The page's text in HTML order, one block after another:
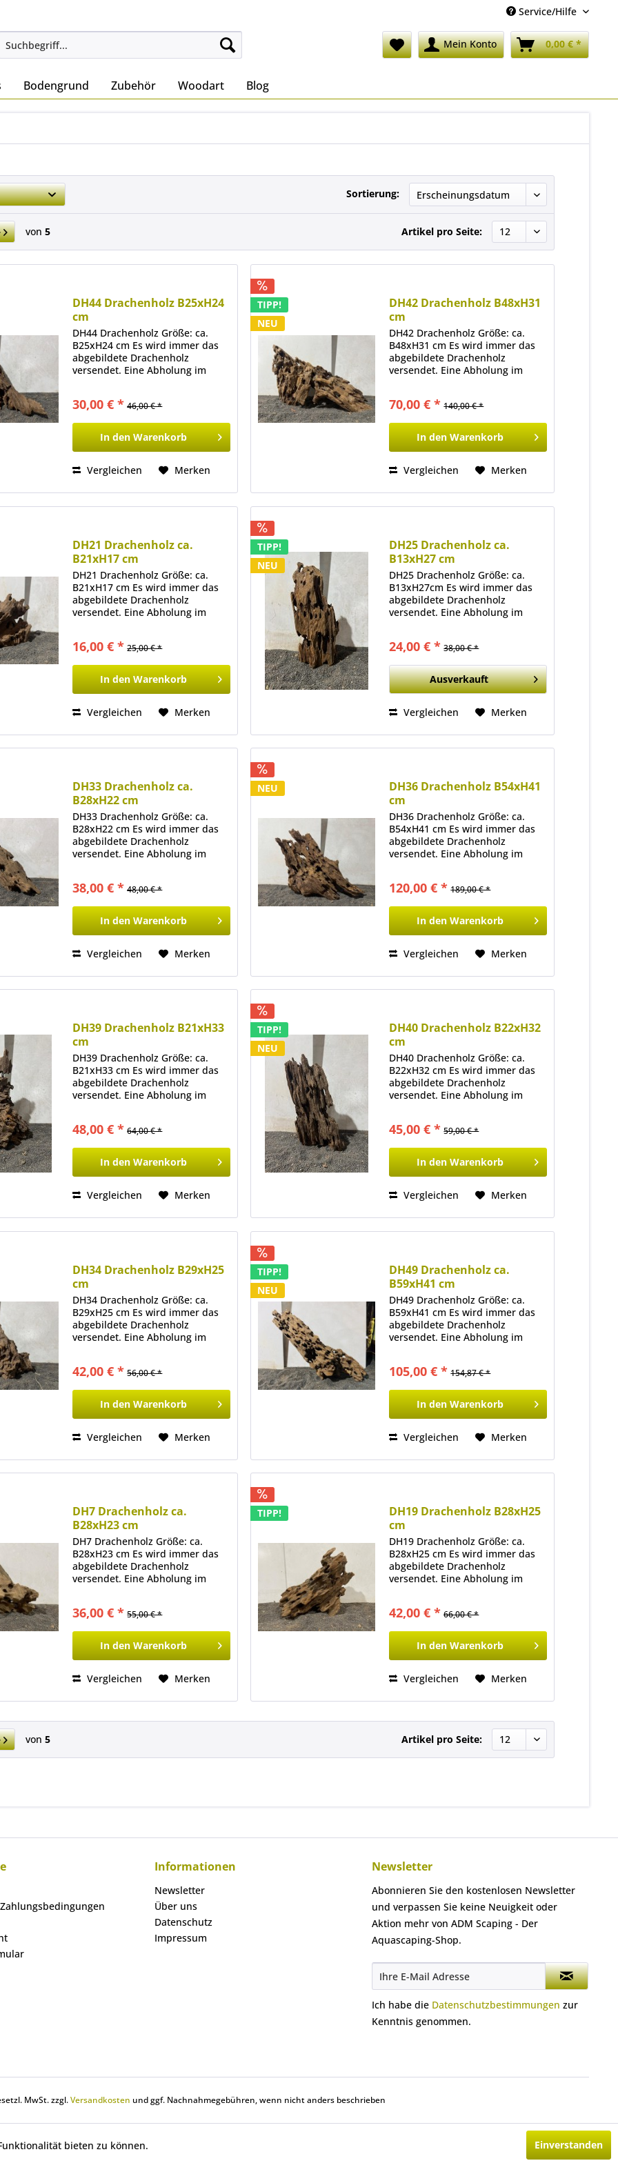
Service/Hilfe
Mein Konto 0,00 € *
Bodengrund Zubehör Woodart Blog
Sortierung:
von 5 Artikel pro Seite:
DH44 Drachenholz B25xH24
cm
DH44 Drachenholz Größe: ca.
B25xH24 cm Es wird immer das
abgebildete Drachenholz
versendet. Eine Abholung im
30,00 € * 46,00 € *
In den Warenkorb
Vergleichen Merken
TIPP!
NEU
DH42 Drachenholz B48xH31
cm
DH42 Drachenholz Größe: ca.
B48xH31 cm Es wird immer das
abgebildete Drachenholz
versendet. Eine Abholung im
70,00 € * 140,00 € *
In den Warenkorb
Vergleichen Merken
DH21 Drachenholz ca.
B21xH17 cm
DH21 Drachenholz Größe: ca.
B21xH17 cm Es wird immer das
abgebildete Drachenholz
versendet. Eine Abholung im
16,00 € * 25,00 € *
In den Warenkorb
Vergleichen Merken
TIPP!
NEU
DH25 Drachenholz ca.
B13xH27 cm
DH25 Drachenholz Größe: ca.
B13xH27cm Es wird immer das
abgebildete Drachenholz
versendet. Eine Abholung im
24,00 € * 38,00 € *
Ausverkauft
Vergleichen Merken
DH33 Drachenholz ca.
B28xH22 cm
DH33 Drachenholz Größe: ca.
B28xH22 cm Es wird immer das
abgebildete Drachenholz
versendet. Eine Abholung im
38,00 € * 48,00 € *
In den Warenkorb
Vergleichen Merken
NEU
DH36 Drachenholz B54xH41
cm
DH36 Drachenholz Größe: ca.
B54xH41 cm Es wird immer das
abgebildete Drachenholz
versendet. Eine Abholung im
120,00 € * 189,00 € *
In den Warenkorb
Vergleichen Merken
DH39 Drachenholz B21xH33
cm
DH39 Drachenholz Größe: ca.
B21xH33 cm Es wird immer das
abgebildete Drachenholz
versendet. Eine Abholung im
48,00 € * 64,00 € *
In den Warenkorb
Vergleichen Merken
TIPP!
NEU
DH40 Drachenholz B22xH32
cm
DH40 Drachenholz Größe: ca.
B22xH32 cm Es wird immer das
abgebildete Drachenholz
versendet. Eine Abholung im
45,00 € * 59,00 € *
In den Warenkorb
Vergleichen Merken
DH34 Drachenholz B29xH25
cm
DH34 Drachenholz Größe: ca.
B29xH25 cm Es wird immer das
abgebildete Drachenholz
versendet. Eine Abholung im
42,00 € * 56,00 € *
In den Warenkorb
Vergleichen Merken
TIPP!
NEU
DH49 Drachenholz ca.
B59xH41 cm
DH49 Drachenholz Größe: ca.
B59xH41 cm Es wird immer das
abgebildete Drachenholz
versendet. Eine Abholung im
105,00 € * 154,87 € *
In den Warenkorb
Vergleichen Merken
DH7 Drachenholz ca.
B28xH23 cm
DH7 Drachenholz Größe: ca.
B28xH23 cm Es wird immer das
abgebildete Drachenholz
versendet. Eine Abholung im
36,00 € * 55,00 € *
In den Warenkorb
Vergleichen Merken
TIPP!
DH19 Drachenholz B28xH25
cm
DH19 Drachenholz Größe: ca.
B28xH25 cm Es wird immer das
abgebildete Drachenholz
versendet. Eine Abholung im
42,00 € * 66,00 € *
In den Warenkorb
Vergleichen Merken
von 5 Artikel pro Seite:
Informationen
Newsletter
Über uns
Datenschutz
Impressum
Newsletter
Abonnieren Sie den kostenlosen Newsletter
und verpassen Sie keine Neuigkeit oder
Aktion mehr von ADM Scaping - Der
Aquascaping-Shop.
Ich habe die Datenschutzbestimmungen zur
Kenntnis genommen.
MwSt. zzgl.Versandkosten und ggf. Nachnahmegebühren, wenn nicht anders beschrieben
bieten zu können. Einverstanden